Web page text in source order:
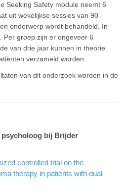
Seeking Safety module neemt 6
uit wekelijkse sessies van 90
onderwerp wordt behandeld. In
Per groep zijn er ongeveer 6
van drie jaar kunnen in theorie
verzameld worden.
van dit onderzoek worden in de
bij Brijder
controlled trial on the
therapy in patients with dual